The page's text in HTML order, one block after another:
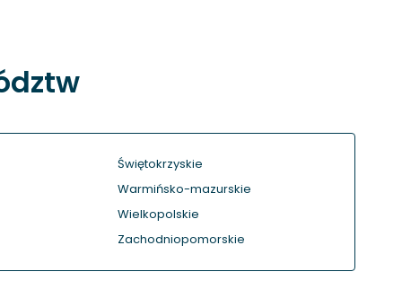
Świętokrzyskie
Warmińsko-mazurskie
Wielkopolskie
Zachodniopomorskie